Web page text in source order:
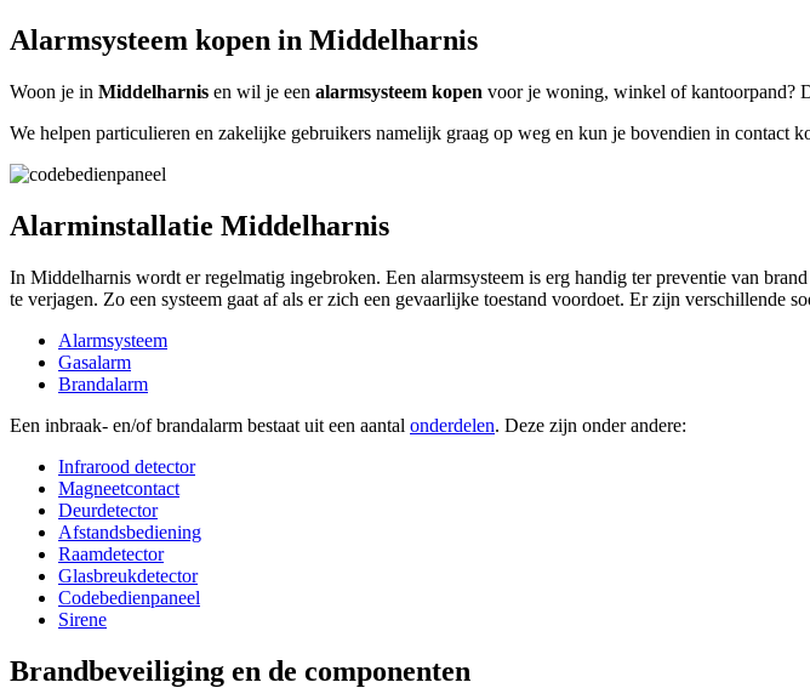
Alarmsysteem kopen in Middelharnis
Woon je in Middelharnis en wil je een alarmsysteem kopen voor je woning, winkel of kantoorpand?
We helpen particulieren en zakelijke gebruikers namelijk graag op weg en kun je bovendien in contact
Alarminstallatie Middelharnis
In Middelharnis wordt er regelmatig ingebroken. Een alarmsysteem is erg handig ter preventie van
te verjagen. Zo een systeem gaat af als er zich een gevaarlijke toestand voordoet. Er zijn verschillende
Alarmsysteem
Gasalarm
Brandalarm
Een inbraak- en/of brandalarm bestaat uit een aantal onderdelen. Deze zijn onder andere:
Infrarood detector
Magneetcontact
Deurdetector
Afstandsbediening
Raamdetector
Glasbreukdetector
Codebedienpaneel
Sirene
Brandbeveiliging en de componenten